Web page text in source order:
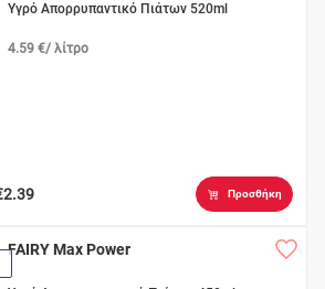
Υγρό Απορρυπαντικό Πιάτων 520ml
4.59 €/ λίτρο
Προσθήκη
FAIRY Max Power